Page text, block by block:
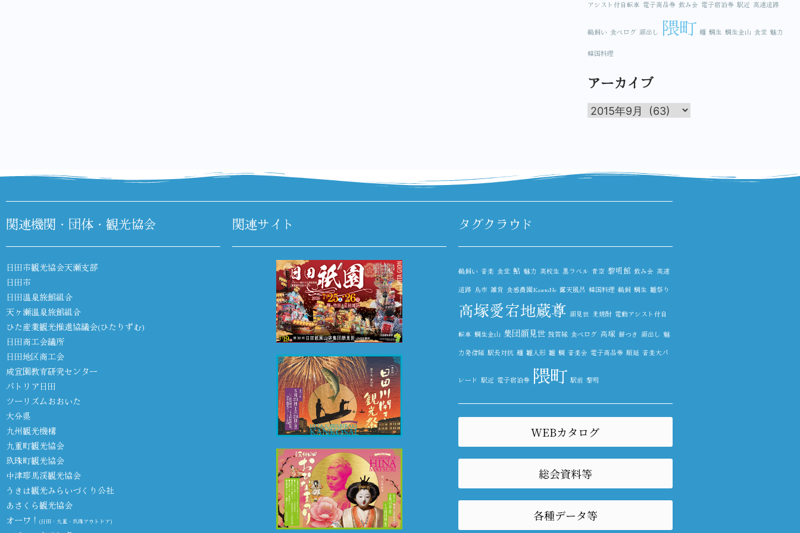
アシスト付自転車 電子商品券 飲み会 電子宿泊券 駅近 高速道路
鵜飼い 食べログ 顔出し 隈町 麺 鯛生 鯛生金山 食堂 魅力
韓国料理
アーカイブ
関連機関・団体・観光協会
日田市観光協会天瀬支部
日田市
日田温泉旅館組合
天ヶ瀬温泉旅館組合
ひた産業観光推進協議会(ひたりずむ)
日田商工会議所
日田地区商工会
咸宜園教育研究センター
パトリア日田
ツーリズムおおいた
大分県
九州観光機構
九重町観光協会
玖珠町観光協会
中津耶馬渓観光協会
うきは観光みらいづくり公社
あさくら観光協会
オーワ！ (日田・九重・玖珠アウトドア)
関連サイト タグクラウド
鵜飼い 音楽 食堂 鮎 魅力 高校生 黒ラベル 青空 黎明館 飲み会 高速
道路 鳥市 雑貨 食感農園KazetoNe 露天風呂 韓国料理 鵜飼 鯛生 雛祭り
高塚愛宕地蔵尊 顔見世 麦焼酎 電動アシスト付自
転車 鯛生金山 集団顔見世 鼓笛隊 食べログ 高塚 餅つき 顔出し 魅
力発信隊 駅長対抗 麺 雛人形 雛 鯛 音楽会 電子商品券 順延 音楽大パ
レード 駅近 電子宿泊券 隈町 駅前 黎明
WEBカタログ
総会資料等
各種データ等